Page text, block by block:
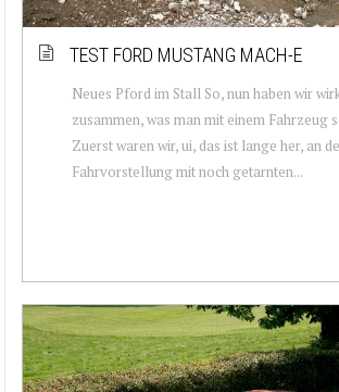
TEST FORD MUSTANG MACH-E
Neues Pford im Stall So, nun haben wir
zusammen, was man mit einem Fahrzeug
Zuerst waren wir, ui, das ist lange her, an
Fahrvorstellung mit noch getarnten...